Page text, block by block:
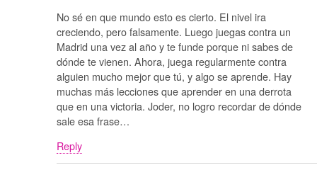
No sé en que mundo esto es cierto. El nivel ira
creciendo, pero falsamente. Luego juegas contra un
Madrid una vez al año y te funde porque ni sabes de
dónde te vienen. Ahora, juega regularmente contra
alguien mucho mejor que tú, y algo se aprende. Hay
muchas más lecciones que aprender en una derrota
que en una victoria. Joder, no logro recordar de dónde
sale esa frase…
Reply